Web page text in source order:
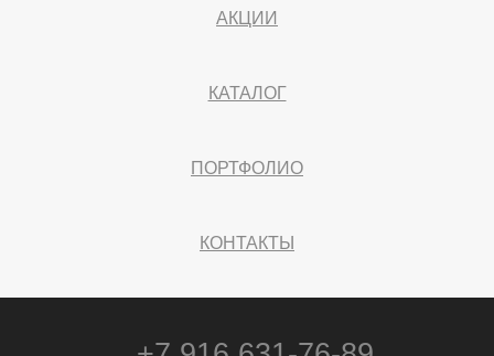
АКЦИИ
КАТАЛОГ
ПОРТФОЛИО
КОНТАКТЫ